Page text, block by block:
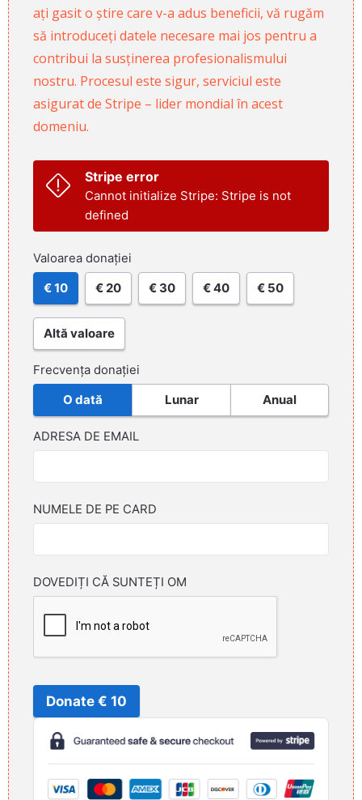
ați gasit o știre care v-a adus beneficii, vă rugăm
să introduceți datele necesare mai jos pentru a
contribui la susținerea profesionalismului
nostru. Procesul este sigur, serviciul este
asigurat de Stripe – lider mondial în acest
domeniu.
Stripe error
Cannot initialize Stripe: Stripe is not
defined
Valoarea donației
€ 10 € 20 € 30 € 40 € 50
Altă valoare
Frecvența donației
O dată Lunar Anual
ADRESA DE EMAIL
NUMELE DE PE CARD
DOVEDIȚI CĂ SUNTEȚI OM
Donate € 10